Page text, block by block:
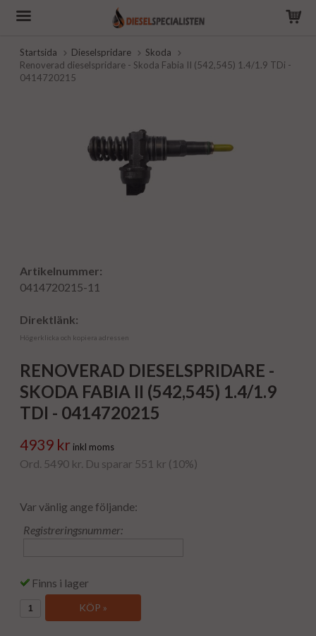
Startsida Dieselspridare
Skoda
Renoverad dieselspridare - Skoda Fabia II (542,545) 1.4/1.9 TDi -
0414720215
Artikelnummer:
0414720215-11
Direktlänk:
Högerklicka och kopiera adressen
RENOVERAD DIESELSPRIDARE -
SKODA FABIA II (542,545) 1.4/1.9
TDI - 0414720215
4939 kr inkl moms
Ord. 5490 kr. Du sparar 551 kr (10%)
Var vänlig ange följande:
Registreringsnummer:
Finns i lager
KÖP »